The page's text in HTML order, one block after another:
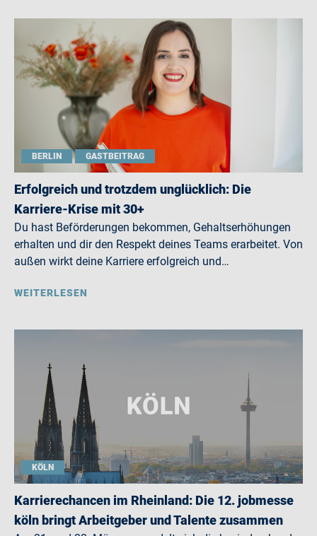
BERLIN GASTBEITRAG
Erfolgreich und trotzdem unglücklich: Die
Karriere-Krise mit 30+
Du hast Beförderungen bekommen, Gehaltserhöhungen
erhalten und dir den Respekt deines Teams erarbeitet. Von
außen wirkt deine Karriere erfolgreich und…
WEITERLESEN
KÖLN
Karrierechancen im Rheinland: Die 12. jobmesse
köln bringt Arbeitgeber und Talente zusammen